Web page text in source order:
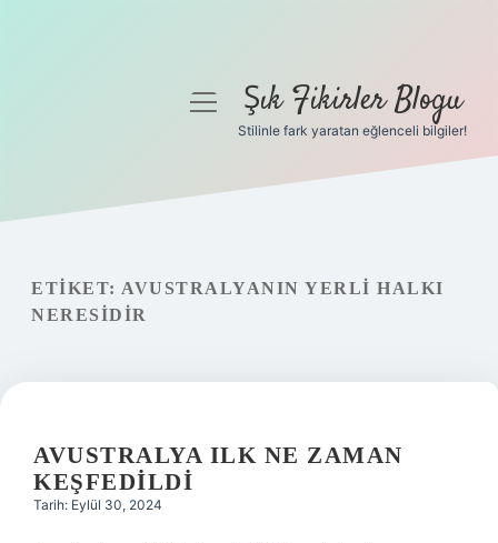
Gizlilik Politikası
Hakkımızda
menüyüŞık Fikirler Blogu
Stilinle fark yaratan eğlenceli bilgiler!
ETIKET: AVUSTRALYANIN YERLI HALKI
NERESIDIR
AVUSTRALYA ILK NE ZAMAN
KEŞFEDILDI
Tarih: Eylül 30, 2024